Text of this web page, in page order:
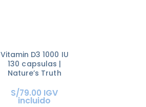
Vitamin D3 1000 IU
130 capsulas |
Nature’s Truth
S/79.00 IGV
incluido